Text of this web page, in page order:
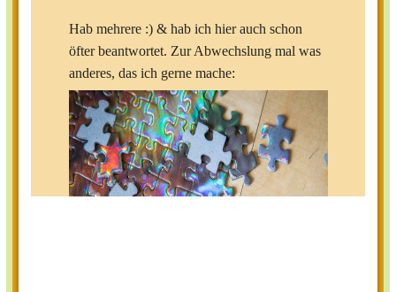
Hab mehrere :) & hab ich hier auch schon
öfter beantwortet. Zur Abwechslung mal was
anderes, das ich gerne mache: